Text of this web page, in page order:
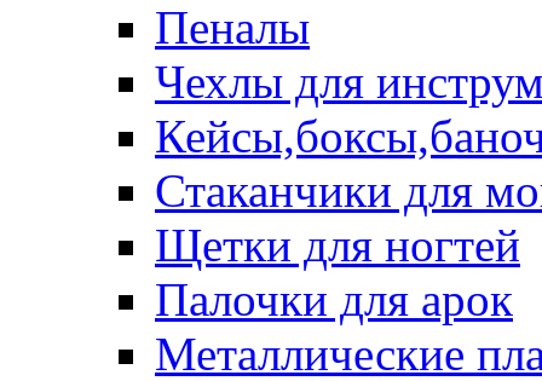
Пеналы
Чехлы для
Стаканчики для
Щетки для ногтей
Палочки для арок
Металлические